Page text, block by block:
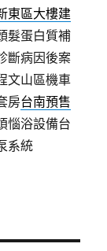
東區大樓建
髮蛋白質補
斷病因後案
文山區機車
房台南預售
惱浴設備台
系統